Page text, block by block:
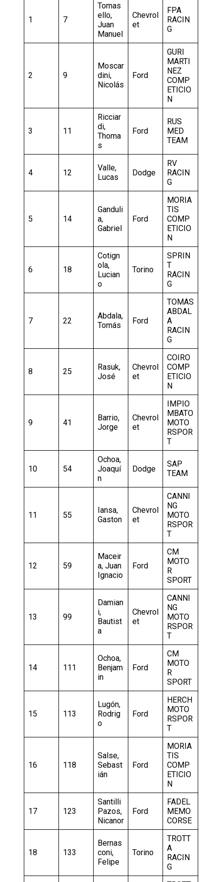
1 7
Tomas
ello,
Juan
Manuel
Chevrol
et
FPA
RACIN
G
2 9
Moscar
dini,
Nicolás
Ford
GURI
MARTI
NEZ
COMP
ETICIO
N
3 11
Ricciar
di,
Thoma
s
Ford
RUS
MED
TEAM
4 12
Valle,
Lucas
Dodge
RV
RACIN
G
5 14
Ganduli
a,
Gabriel
Ford
MORIA
TIS
COMP
ETICIO
N
6 18
Cotign
ola,
Lucian
o
Torino
SPRIN
T
RACIN
G
7 22
Abdala,
Tomás
Ford
TOMAS
ABDAL
A
RACIN
G
8 25
Rasuk,
José
Chevrol
et
COIRO
COMP
ETICIO
N
9 41
Barrio,
Jorge
Chevrol
et
IMPIO
MBATO
MOTO
RSPOR
T
10 54
Ochoa,
Joaquí
n
Dodge
SAP
TEAM
11 55
Iansa,
Gaston
Chevrol
et
CANNI
NG
MOTO
RSPOR
T
12 59
Maceir
a, Juan
Ignacio
Ford
CM
MOTO
R
SPORT
13 99
Damian
i,
Bautist
a
Chevrol
et
CANNI
NG
MOTO
RSPOR
T
14 111
Ochoa,
Benjam
in
Ford
CM
MOTO
R
SPORT
15 113
Lugón,
Rodrig
o
Ford
HERCH
MOTO
RSPOR
T
16 118
Salse,
Sebast
ián
Ford
MORIA
TIS
COMP
ETICIO
N
17 123
Santilli
Pazos,
Nicanor
Ford
FADEL
MEMO
CORSE
18 133
Bernas
coni,
Felipe
Torino
TROTT
A
RACIN
G